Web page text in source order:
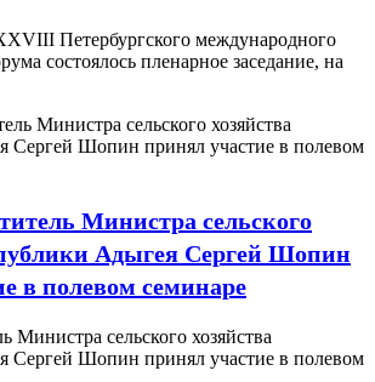
Петербургского международного
состоялось пленарное заседание, на
Министра сельского
Адыгея Сергей Шопин
в полевом семинаре
Министра сельского хозяйства
Сергей Шопин принял участие в полевом